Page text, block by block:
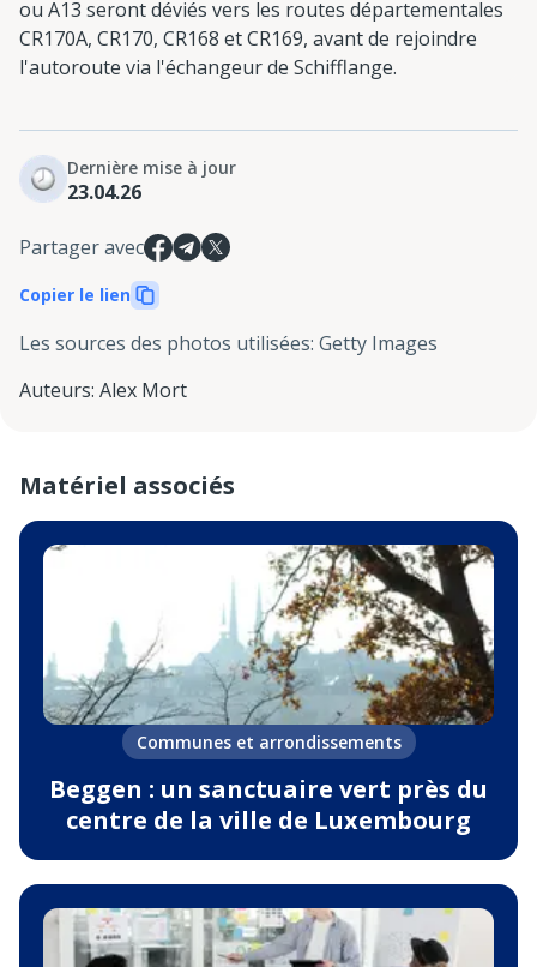
ou A13 seront déviés vers les routes départementales
CR170A, CR170, CR168 et CR169, avant de rejoindre
l'autoroute via l'échangeur de Schifflange.
Dernière mise à jour
23.04.26
Partager avec
Copier le lien
Les sources des photos utilisées: Getty Images
Auteurs: Alex Mort
Matériel associés
Communes et arrondissements
Beggen : un sanctuaire vert près du
centre de la ville de Luxembourg